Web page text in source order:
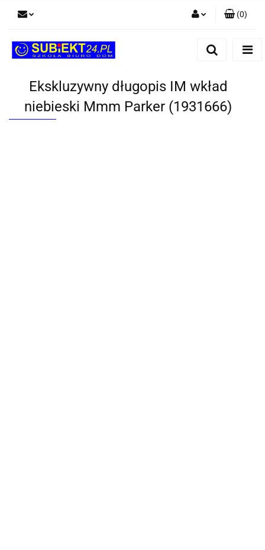
Dodaj zgłoszenie
(0)
Ekskluzywny długopis IM wkład
niebieski Mmm Parker (1931666)